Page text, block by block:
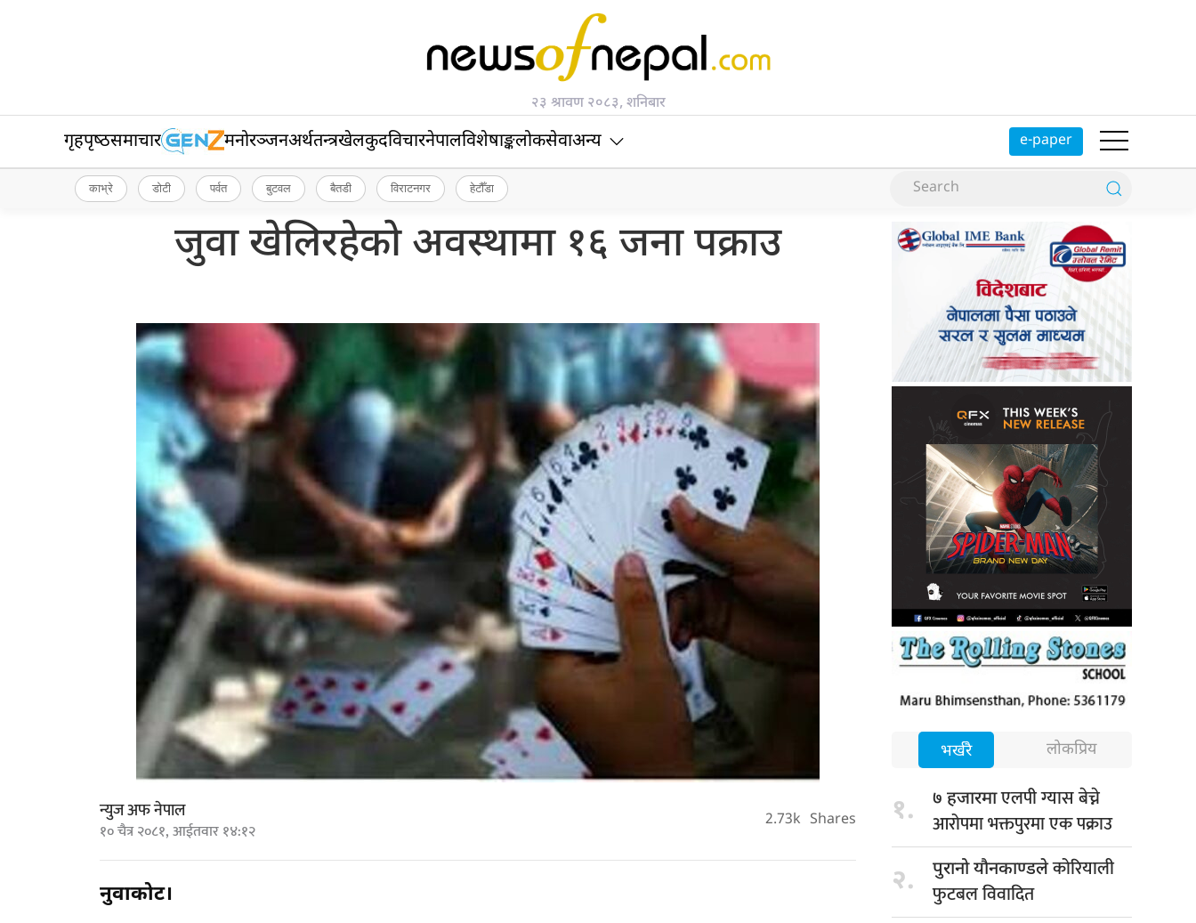
२३ श्रावण २०८३, शनिबार
गृहपृष्‍ठसमाचार मनोरञ्जनअर्थतन्त्रखेलकुदविचारनेपालविशेषाङ्कलोकसेवाअन्य e-paper
काभ्रे डोटी पर्वत बुटवल बैतडी विराटनगर हेटौँडा
जुवा खेलिरहेको अवस्थामा १६ जना पक्राउ
न्युज अफ नेपाल
१० चैत्र २०८१, आईतवार १४:१२ 2.73k Shares
नुवाकोट।
भर्खरै लोकप्रिय
१. ७ हजारमाएलपी ग्यास बेच्ने
आरोपमा भक्तपुरमा एक पक्राउ
२. पुरानो यौनकाण्डलेकोरियाली
फुटबल विवादित